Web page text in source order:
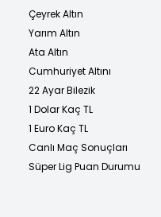
Çeyrek Altın
Yarım Altın
Ata Altın
Cumhuriyet Altını
22 Ayar Bilezik
1 Dolar Kaç TL
1 Euro Kaç TL
Canlı Maç Sonuçları
Süper Lig Puan Durumu